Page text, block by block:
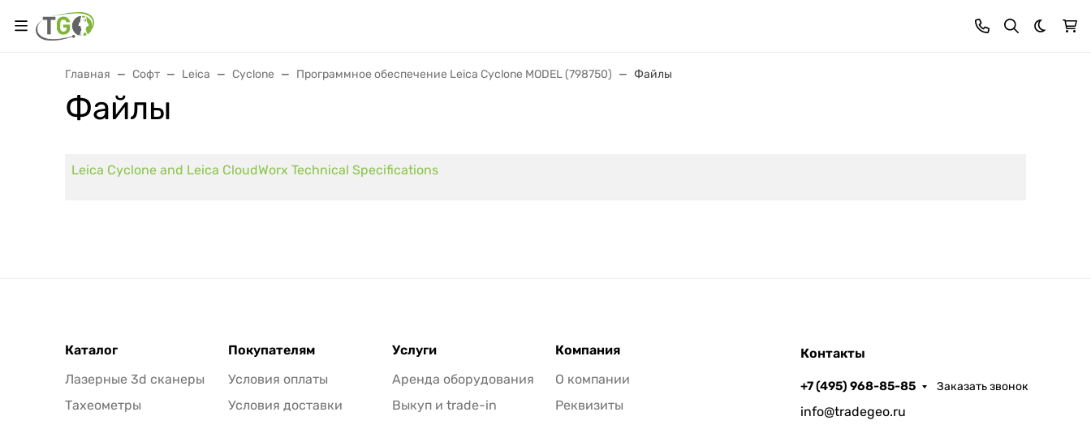
Темная
Главная Софт Leica Cyclone Программное обеспечение Leica Cyclone MODEL (798750) Файлы
Файлы
Leica Cyclone and Leica CloudWorx Technical Specifications
Каталог
Лазерные 3d сканеры
Тахеометры
Покупателям
Условия оплаты
Условия доставки
Услуги
Аренда оборудования
Выкуп и trade-in
Компания
О компании
Реквизиты
Контакты
+7 (495) 968-85-85 Заказать звонок
info@tradegeo.ru